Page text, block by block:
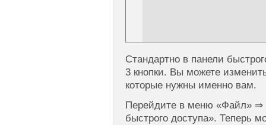
Стандартно в панели
3 кнопки. Вы можете
которые нужны именно вам.
Перейдите в меню «Файл»
быстрого доступа». Теперь